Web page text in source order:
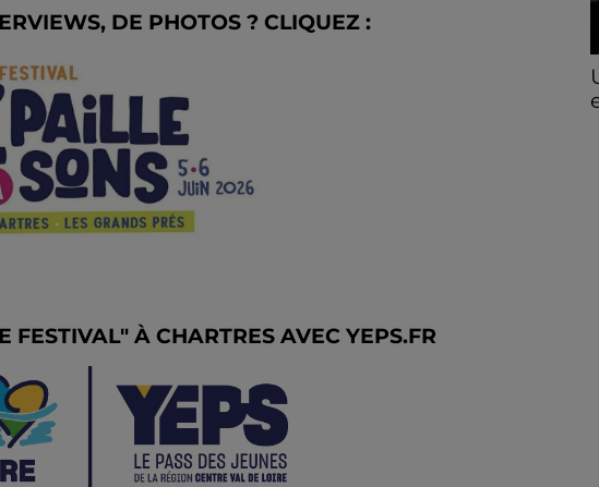
DE PHOTOS ? CLIQUEZ :
FESTIVAL" À CHARTRES AVEC YEPS.FR